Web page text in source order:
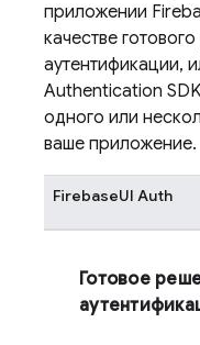
приложении
качестве
аутентификации,
Authentication
одного или
ваше приложение.
FirebaseUI Auth
Готовое